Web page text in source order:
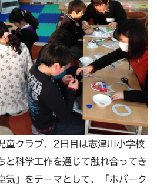
童クラブ、2日目は志津川小学校
と科学工作を通じて触れ合ってき
気」をテーマとして、「ホバーク